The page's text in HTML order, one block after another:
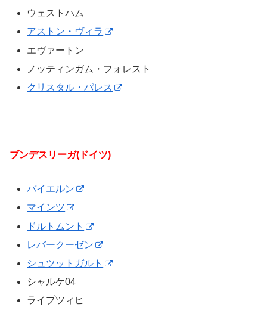
ウェストハム
アストン・ヴィラ
エヴァートン
ノッティンガム・フォレスト
クリスタル・パレス
ブンデスリーガ(ドイツ)
バイエルン
マインツ
ドルトムント
レバークーゼン
シュツットガルト
シャルケ04
ライプツィヒ